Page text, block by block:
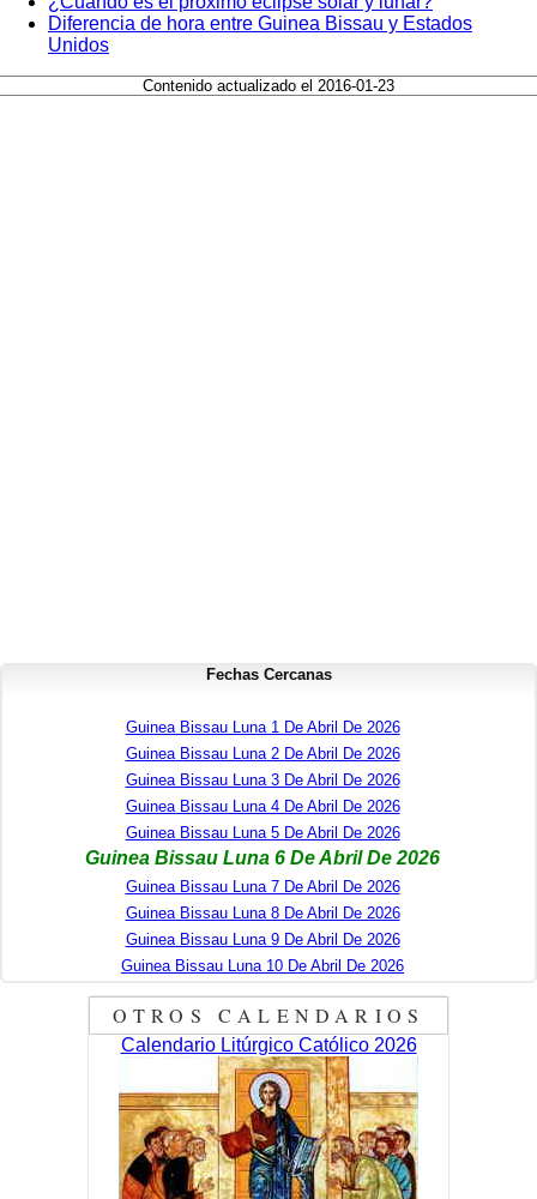
Diferencia de hora entre Guinea Bissau y Estados
Unidos
Contenido actualizado el 2016-01-23
Fechas Cercanas
Guinea Bissau Luna 1 De Abril De 2026
Guinea Bissau Luna 2 De Abril De 2026
Guinea Bissau Luna 3 De Abril De 2026
Guinea Bissau Luna 4 De Abril De 2026
Guinea Bissau Luna 5 De Abril De 2026
Guinea Bissau Luna 6 De Abril De 2026
Guinea Bissau Luna 7 De Abril De 2026
Guinea Bissau Luna 8 De Abril De 2026
Guinea Bissau Luna 9 De Abril De 2026
Guinea Bissau Luna 10 De Abril De 2026
OTROS CALENDARIOS
Calendario Litúrgico Católico 2026